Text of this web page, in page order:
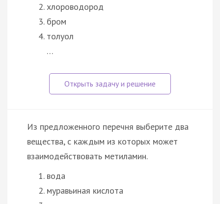
хлороводород
бром
толуол
…
Из предложенного перечня выберите два
вещества, с каждым из которых может
взаимодействовать метиламин.
вода
муравьиная кислота